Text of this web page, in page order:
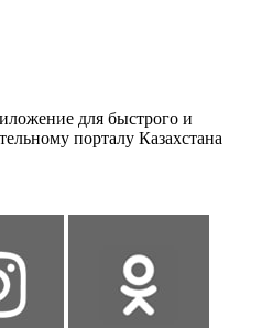
для быстрого и
порталу Казахстана